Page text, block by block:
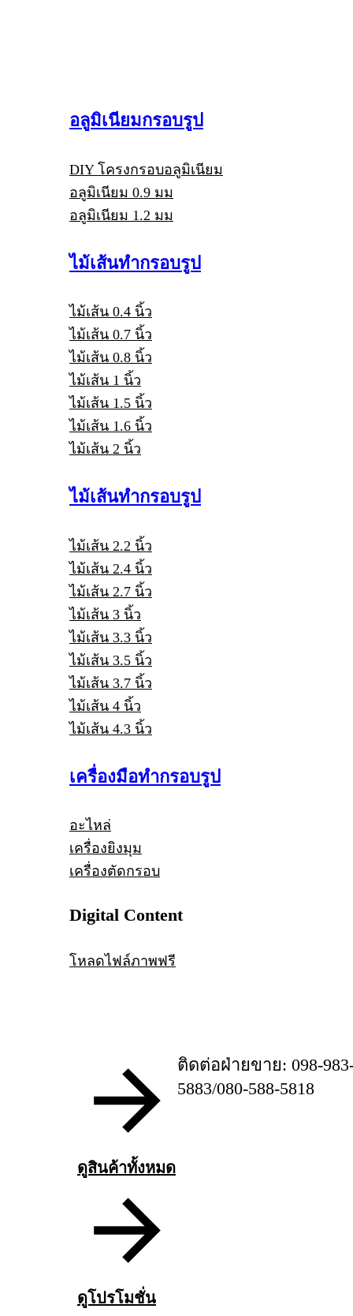
อลูมิเนียมกรอบรูป
DIY โครงกรอบอลูมิเนียม
อลูมิเนียม 0.9 มม
อลูมิเนียม 1.2 มม
ไม้เส้นทำกรอบรูป
ไม้เส้น 0.4 นิ้ว
ไม้เส้น 0.7 นิ้ว
ไม้เส้น 0.8 นิ้ว
ไม้เส้น 1 นิ้ว
ไม้เส้น 1.5 นิ้ว
ไม้เส้น 1.6 นิ้ว
ไม้เส้น 2 นิ้ว
ไม้เส้นทำกรอบรูป
ไม้เส้น 2.2 นิ้ว
ไม้เส้น 2.4 นิ้ว
ไม้เส้น 2.7 นิ้ว
ไม้เส้น 3 นิ้ว
ไม้เส้น 3.3 นิ้ว
ไม้เส้น 3.5 นิ้ว
ไม้เส้น 3.7 นิ้ว
ไม้เส้น 4 นิ้ว
ไม้เส้น 4.3 นิ้ว
เครื่องมือทำกรอบรูป
อะไหล่
เครื่องยิงมุม
เครื่องตัดกรอบ
Digital Content
โหลดไฟล์ภาพฟรี
ดูสินค้าทั้งหมด
ดูโปรโมชั่น
ติดต่อฝ่ายขาย: 098-
5883/080-588-5818